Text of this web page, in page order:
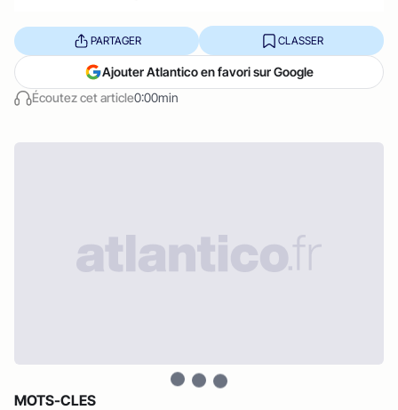
Écoutez cet article0:00min
PARTAGER CLASSER
Ajouter Atlantico en favori sur Google
MOTS-CLES